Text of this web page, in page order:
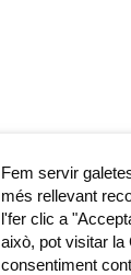
Fem servir
més rellevant
l'fer clic a
això, pot visitar la
consentiment